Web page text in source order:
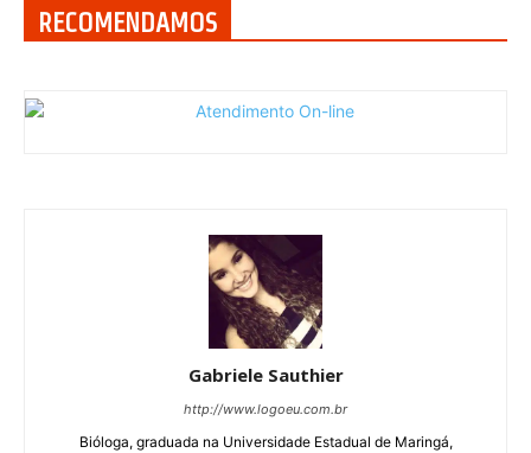
RECOMENDAMOS
Gabriele Sauthier
http://www.logoeu.com.br
Bióloga, graduada na Universidade Estadual de Maringá,